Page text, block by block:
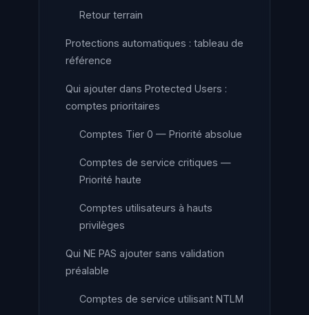
Retour terrain
Protections automatiques : tableau de
référence
Qui ajouter dans Protected Users :
comptes prioritaires
Comptes Tier 0 — Priorité absolue
Comptes de service critiques —
Priorité haute
Comptes utilisateurs à hauts
privilèges
Qui NE PAS ajouter sans validation
préalable
Comptes de service utilisant NTLM